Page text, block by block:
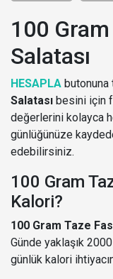
100
Salatası
HESAPLA butonuna
Salatası besini için
değerlerini kolayca
günlüğünüze
edebilirsiniz.
100 Gram
Kalori?
100 Gram Taze
Günde yaklaşık
günlük kalori